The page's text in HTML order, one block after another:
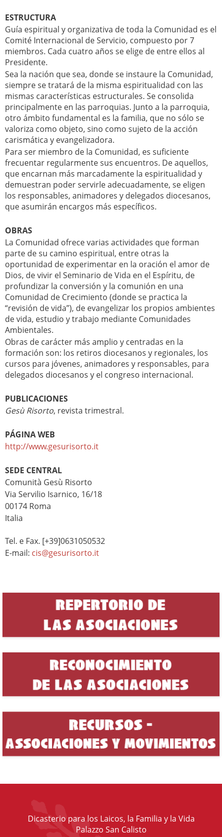
ESTRUCTURA
Guía espiritual y organizativa de toda la Comunidad es el
Comité Internacional de Servicio, compuesto por 7
miembros. Cada cuatro años se elige de entre ellos al
Presidente.
Sea la nación que sea, donde se instaure la Comunidad,
siempre se tratará de la misma espiritualidad con las
mismas características estructurales. Se consolida
principalmente en las parroquias. Junto a la parroquia,
otro ámbito fundamental es la familia, que no sólo se
valoriza como objeto, sino como sujeto de la acción
carismática y evangelizadora.
Para ser miembro de la Comunidad, es suficiente
frecuentar regularmente sus encuentros. De aquellos,
que encarnan más marcadamente la espiritualidad y
demuestran poder servirle adecuadamente, se eligen
los responsables, animadores y delegados diocesanos,
que asumirán encargos más específicos.
OBRAS
La Comunidad ofrece varias actividades que forman
parte de su camino espiritual, entre otras la
oportunidad de experimentar en la oración el amor de
Dios, de vivir el Seminario de Vida en el Espíritu, de
profundizar la conversión y la comunión en una
Comunidad de Crecimiento (donde se practica la
“revisión de vida”), de evangelizar los propios ambientes
de vida, estudio y trabajo mediante Comunidades
Ambientales.
Obras de carácter más amplio y centradas en la
formación son: los retiros diocesanos y regionales, los
cursos para jóvenes, animadores y responsables, para
delegados diocesanos y el congreso internacional.
PUBLICACIONES
Gesù Risorto, revista trimestral.
PÁGINA WEB
http://www.gesurisorto.it
SEDE CENTRAL
Comunità Gesù Risorto
Via Servilio Isarnico, 16/18
00174 Roma
Italia
Tel. e Fax. [+39]0631050532
E-mail: cis@gesurisorto.it
Dicasterio para los Laicos, la Familia y la Vida
Palazzo San Calisto